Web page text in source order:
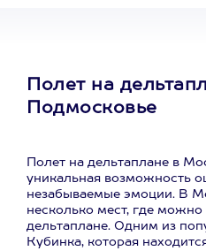
Полет на
Подмосковье
Полет на дельтаплане в
уникальная возможность
незабываемые эмоции. В
несколько мест, где
дельтаплане. Одним из
Кубинка, которая